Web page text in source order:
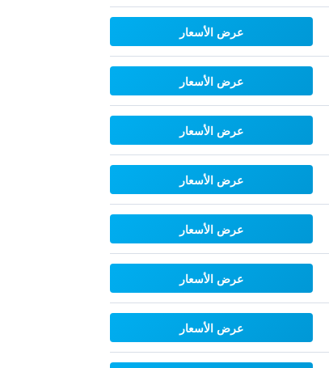
عرض الأسعار
عرض الأسعار
عرض الأسعار
عرض الأسعار
عرض الأسعار
عرض الأسعار
عرض الأسعار